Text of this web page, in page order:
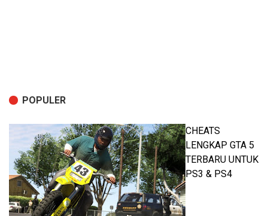
POPULER
CHEATS
LENGKAP GTA 5
TERBARU UNTUK
PS3 & PS4